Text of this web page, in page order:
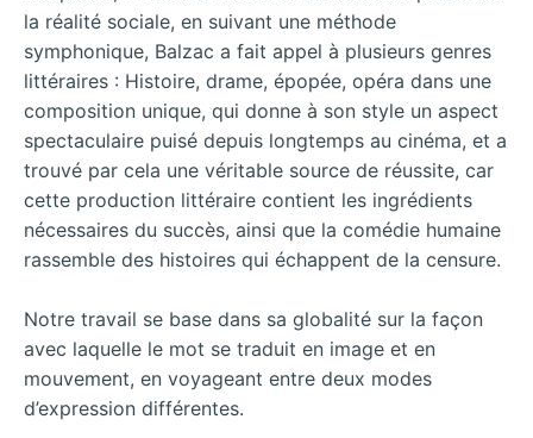
la réalité sociale, en suivant une méthode
symphonique, Balzac a fait appel à plusieurs genres
littéraires : Histoire, drame, épopée, opéra dans une
composition unique, qui donne à son style un aspect
spectaculaire puisé depuis longtemps au cinéma, et a
trouvé par cela une véritable source de réussite, car
cette production littéraire contient les ingrédients
nécessaires du succès, ainsi que la comédie humaine
rassemble des histoires qui échappent de la censure.
Notre travail se base dans sa globalité sur la façon
avec laquelle le mot se traduit en image et en
mouvement, en voyageant entre deux modes
d’expression différentes.